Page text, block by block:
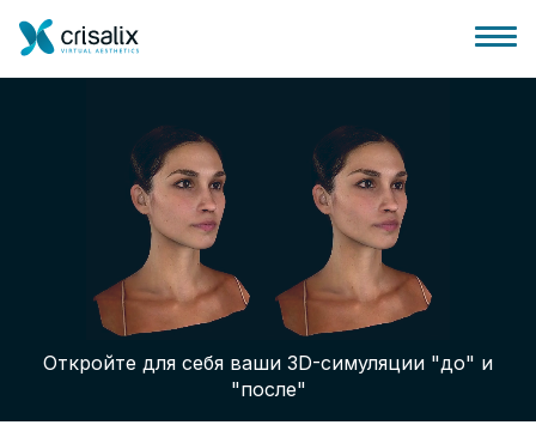
Главная хирурга
Бизнес Платформа
Планы
Откройте для себя ваши 3D-симуляции "до" и
"после"